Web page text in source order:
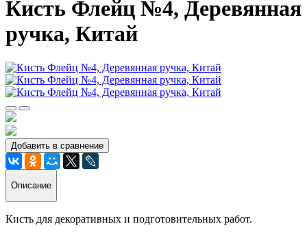
Кисть Флейц №4, Деревянная
ручка, Китай
Добавить в сравнение
Описание
Кисть для декоративных и подготовительных работ.